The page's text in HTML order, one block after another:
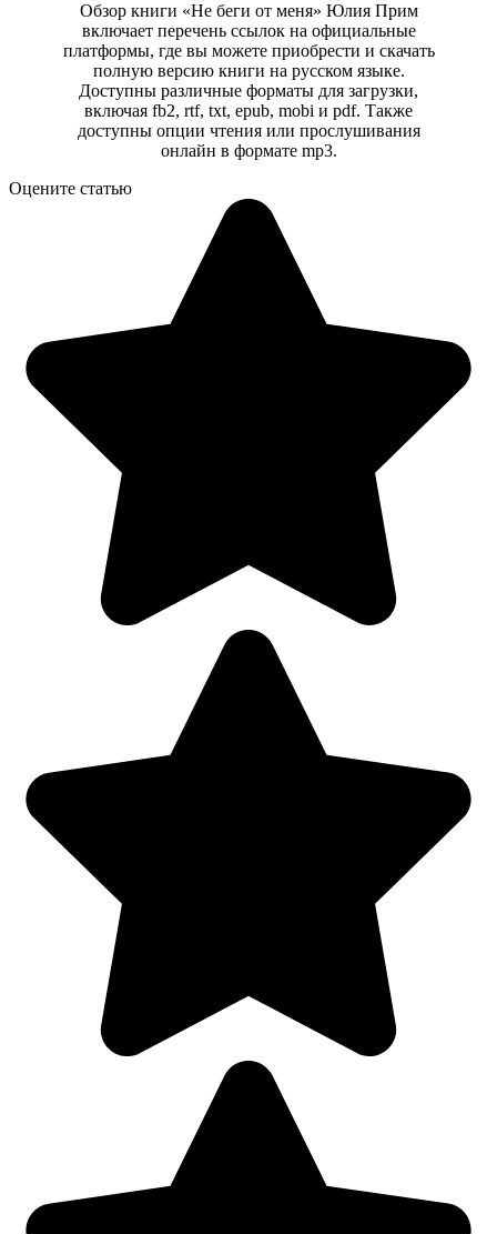
Обзор книги «Не беги от меня» Юлия Прим
включает перечень ссылок на официальные
платформы, где вы можете приобрести и скачать
полную версию книги на русском языке.
Доступны различные форматы для загрузки,
включая fb2, rtf, txt, epub, mobi и pdf. Также
доступны опции чтения или прослушивания
онлайн в формате mp3.
Оцените статью